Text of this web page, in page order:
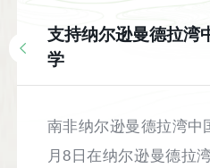
支持纳尔逊曼德拉湾
学
南非纳尔逊曼德拉湾中
月8日在纳尔逊曼德拉